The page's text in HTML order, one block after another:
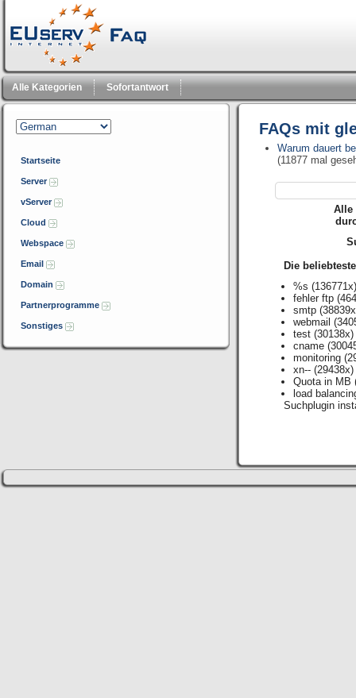
Alle Kategorien Sofortantwort
Startseite
Server
vServer
Cloud
Webspace
Email
Domain
Partnerprogramme
Sonstiges
FAQs mit
Warum dauert
(11877 mal
Alle
Die
%s
fehler ftp
smtp
webmail
test (30138x)
cname
monitoring
xn-- (29438x)
Quota in MB
load
Suchplugin